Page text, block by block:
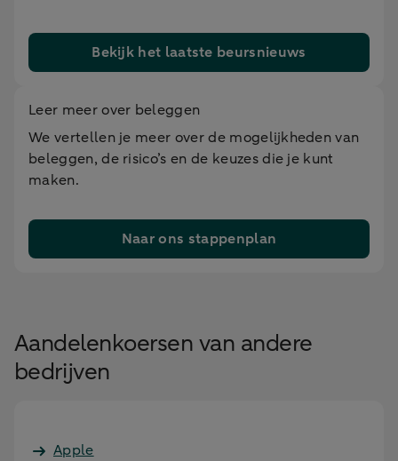
Bekijk het laatste beursnieuws
Leer meer over beleggen
We vertellen je meer over de mogelijkheden van
beleggen, de risico’s en de keuzes die je kunt
maken.
Naar ons stappenplan
Aandelenkoersen van andere
bedrijven
Apple